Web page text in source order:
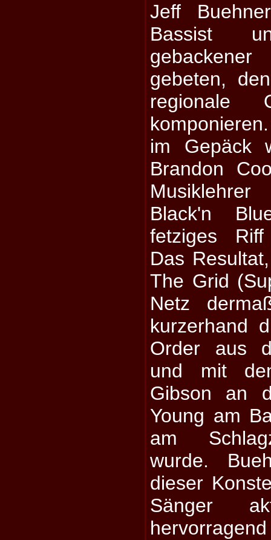
Jeff
Bassist
gebeten,
regionale
im Gepäck
Brandon
Black'n
fetziges
Das
The Grid
Netz
kurzerhand
Order aus
und mit
Gibson an
Young am
am
wurde.
dieser
Sänger